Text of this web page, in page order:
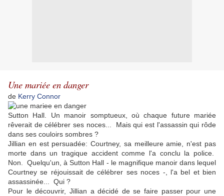
Une mariée en danger
de Kerry Connor
Sutton Hall. Un manoir somptueux, où chaque future mariée
rêverait de célébrer ses noces... Mais qui est l'assassin qui rôde
dans ses couloirs sombres ?
Jillian en est persuadée: Courtney, sa meilleure amie, n'est pas
morte dans un tragique accident comme l'a conclu la police.
Non. Quelqu'un, à Sutton Hall - le magnifique manoir dans lequel
Courtney se réjouissait de célébrer ses noces -, l'a bel et bien
assassinée... Qui ?
Pour le découvrir, Jillian a décidé de se faire passer pour une